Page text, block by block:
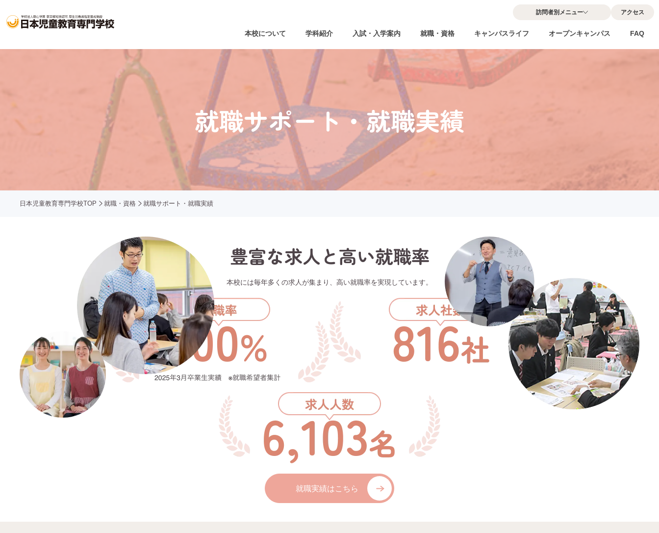
本校について 学科紹介 入試・入学案内 就職・資格 キャンパスライフ オープンキャンパス FAQ
訪問者別メニュー アクセス
就職サポート・就職実績
日本児童教育専門学校TOP 就職・資格 就職サポート・就職実績
豊富な求人と高い就職率
本校には毎年多くの求人が集まり、 高い就職率を実現しています。
就職実績はこちら